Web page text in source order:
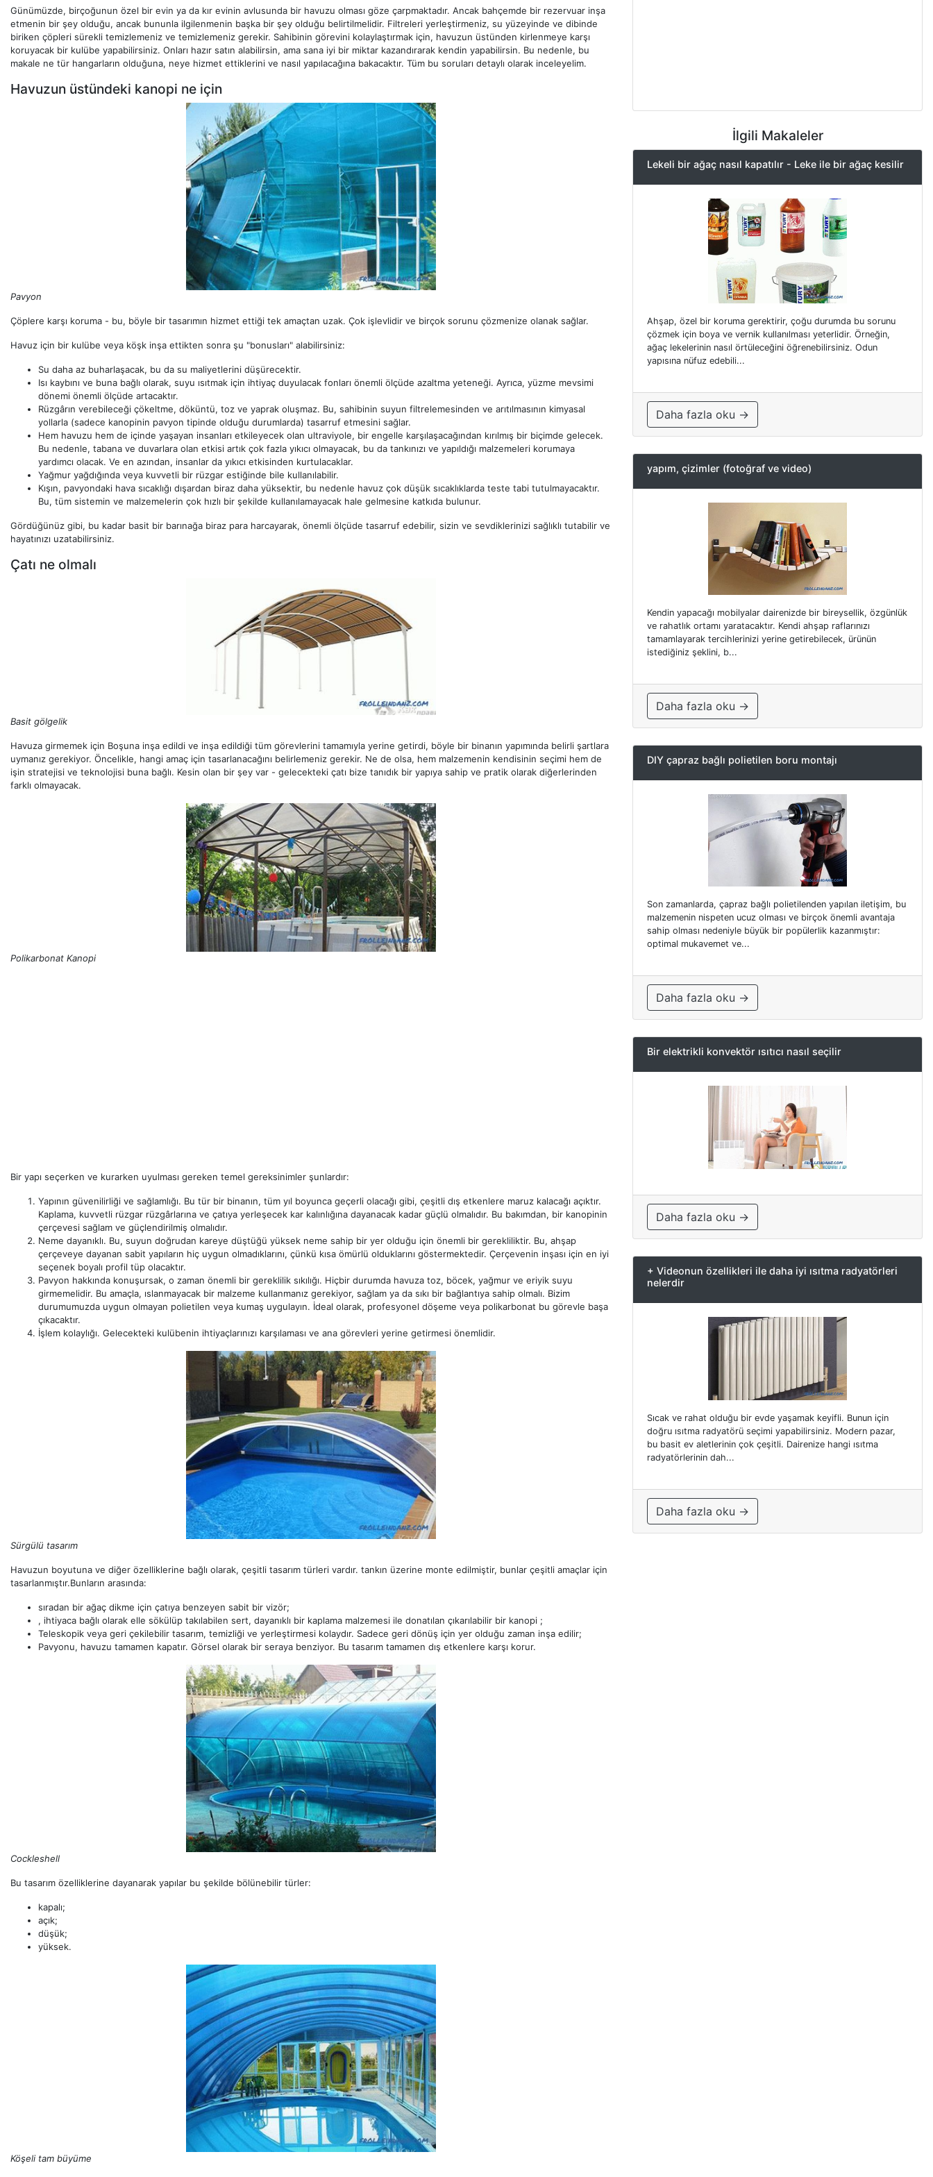
Günümüzde, birçoğunun özel bir evin ya da kır evinin avlusunda bir havuzu olması göze çarpmaktadır. Ancak bahçemde bir rezervuar inşa
etmenin bir şey olduğu, ancak bununla ilgilenmenin başka bir şey olduğu belirtilmelidir. Filtreleri yerleştirmeniz, su yüzeyinde ve dibinde
biriken çöpleri sürekli temizlemeniz ve temizlemeniz gerekir. Sahibinin görevini kolaylaştırmak için, havuzun üstünden kirlenmeye karşı
koruyacak bir kulübe yapabilirsiniz. Onları hazır satın alabilirsin, ama sana iyi bir miktar kazandırarak kendin yapabilirsin. Bu nedenle, bu
makale ne tür hangarların olduğuna, neye hizmet ettiklerini ve nasıl yapılacağına bakacaktır. Tüm bu soruları detaylı olarak inceleyelim.
Havuzun üstündeki kanopi ne için
Pavyon
Çöplere karşı koruma - bu, böyle bir tasarımın hizmet ettiği tek amaçtan uzak. Çok işlevlidir ve birçok sorunu çözmenize olanak sağlar.
Havuz için bir kulübe veya köşk inşa ettikten sonra şu "bonusları" alabilirsiniz:
Su daha az buharlaşacak, bu da su maliyetlerini düşürecektir.
Isı kaybını ve buna bağlı olarak, suyu ısıtmak için ihtiyaç duyulacak fonları önemli ölçüde azaltma yeteneği. Ayrıca, yüzme mevsimi
dönemi önemli ölçüde artacaktır.
Rüzgârın verebileceği çökeltme, döküntü, toz ve yaprak oluşmaz. Bu, sahibinin suyun filtrelemesinden ve arıtılmasının kimyasal
yollarla (sadece kanopinin pavyon tipinde olduğu durumlarda) tasarruf etmesini sağlar.
Hem havuzu hem de içinde yaşayan insanları etkileyecek olan ultraviyole, bir engelle karşılaşacağından kırılmış bir biçimde gelecek.
Bu nedenle, tabana ve duvarlara olan etkisi artık çok fazla yıkıcı olmayacak, bu da tankınızı ve yapıldığı malzemeleri korumaya
yardımcı olacak. Ve en azından, insanlar da yıkıcı etkisinden kurtulacaklar.
Yağmur yağdığında veya kuvvetli bir rüzgar estiğinde bile kullanılabilir.
Kışın, pavyondaki hava sıcaklığı dışardan biraz daha yüksektir, bu nedenle havuz çok düşük sıcaklıklarda teste tabi tutulmayacaktır.
Bu, tüm sistemin ve malzemelerin çok hızlı bir şekilde kullanılamayacak hale gelmesine katkıda bulunur.
Gördüğünüz gibi, bu kadar basit bir barınağa biraz para harcayarak, önemli ölçüde tasarruf edebilir, sizin ve sevdiklerinizi sağlıklı tutabilir ve
hayatınızı uzatabilirsiniz.
Çatı ne olmalı
Basit gölgelik
Havuza girmemek için Boşuna inşa edildi ve inşa edildiği tüm görevlerini tamamıyla yerine getirdi, böyle bir binanın yapımında belirli şartlara
uymanız gerekiyor. Öncelikle, hangi amaç için tasarlanacağını belirlemeniz gerekir. Ne de olsa, hem malzemenin kendisinin seçimi hem de
işin stratejisi ve teknolojisi buna bağlı. Kesin olan bir şey var - gelecekteki çatı bize tanıdık bir yapıya sahip ve pratik olarak diğerlerinden
farklı olmayacak.
Polikarbonat Kanopi
Bir yapı seçerken ve kurarken uyulması gereken temel gereksinimler şunlardır:
Yapının güvenilirliği ve sağlamlığı. Bu tür bir binanın, tüm yıl boyunca geçerli olacağı gibi, çeşitli dış etkenlere maruz kalacağı açıktır.
Kaplama, kuvvetli rüzgar rüzgârlarına ve çatıya yerleşecek kar kalınlığına dayanacak kadar güçlü olmalıdır. Bu bakımdan, bir kanopinin
çerçevesi sağlam ve güçlendirilmiş olmalıdır.
Neme dayanıklı. Bu, suyun doğrudan kareye düştüğü yüksek neme sahip bir yer olduğu için önemli bir gerekliliktir. Bu, ahşap
çerçeveye dayanan sabit yapıların hiç uygun olmadıklarını, çünkü kısa ömürlü olduklarını göstermektedir. Çerçevenin inşası için en iyi
seçenek boyalı profil tüp olacaktır.
Pavyon hakkında konuşursak, o zaman önemli bir gereklilik sıkılığı. Hiçbir durumda havuza toz, böcek, yağmur ve eriyik suyu
girmemelidir. Bu amaçla, ıslanmayacak bir malzeme kullanmanız gerekiyor, sağlam ya da sıkı bir bağlantıya sahip olmalı. Bizim
durumumuzda uygun olmayan polietilen veya kumaş uygulayın. İdeal olarak, profesyonel döşeme veya polikarbonat bu görevle başa
çıkacaktır.
İşlem kolaylığı. Gelecekteki kulübenin ihtiyaçlarınızı karşılaması ve ana görevleri yerine getirmesi önemlidir.
Sürgülü tasarım
Havuzun boyutuna ve diğer özelliklerine bağlı olarak, çeşitli tasarım türleri vardır. tankın üzerine monte edilmiştir, bunlar çeşitli amaçlar için
tasarlanmıştır.Bunların arasında:
sıradan bir ağaç dikme için çatıya benzeyen sabit bir vizör;
, ihtiyaca bağlı olarak elle sökülüp takılabilen sert, dayanıklı bir kaplama malzemesi ile donatılan çıkarılabilir bir kanopi ;
Teleskopik veya geri çekilebilir tasarım, temizliği ve yerleştirmesi kolaydır. Sadece geri dönüş için yer olduğu zaman inşa edilir;
Pavyonu, havuzu tamamen kapatır. Görsel olarak bir seraya benziyor. Bu tasarım tamamen dış etkenlere karşı korur.
Cockleshell
Bu tasarım özelliklerine dayanarak yapılar bu şekilde bölünebilir türler:
kapalı;
açık;
düşük;
yüksek.
Köşeli tam büyüme
İlgili Makaleler
Lekeli bir ağaç nasıl kapatılır - Leke ile bir ağaç kesilir
Ahşap, özel bir koruma gerektirir, çoğu durumda bu sorunu
çözmek için boya ve vernik kullanılması yeterlidir. Örneğin,
ağaç lekelerinin nasıl örtüleceğini öğrenebilirsiniz. Odun
yapısına nüfuz edebili...
Daha fazla oku →
yapım, çizimler (fotoğraf ve video)
Kendin yapacağı mobilyalar dairenizde bir bireysellik, özgünlük
ve rahatlık ortamı yaratacaktır. Kendi ahşap raflarınızı
tamamlayarak tercihlerinizi yerine getirebilecek, ürünün
istediğiniz şeklini, b...
Daha fazla oku →
DIY çapraz bağlı polietilen boru montajı
Son zamanlarda, çapraz bağlı polietilenden yapılan iletişim, bu
malzemenin nispeten ucuz olması ve birçok önemli avantaja
sahip olması nedeniyle büyük bir popülerlik kazanmıştır:
optimal mukavemet ve...
Daha fazla oku →
Bir elektrikli konvektör ısıtıcı nasıl seçilir
Daha fazla oku →
+ Videonun özellikleri ile daha iyi ısıtma radyatörleri
nelerdir
Sıcak ve rahat olduğu bir evde yaşamak keyifli. Bunun için
doğru ısıtma radyatörü seçimi yapabilirsiniz. Modern pazar,
bu basit ev aletlerinin çok çeşitli. Dairenize hangi ısıtma
radyatörlerinin dah...
Daha fazla oku →